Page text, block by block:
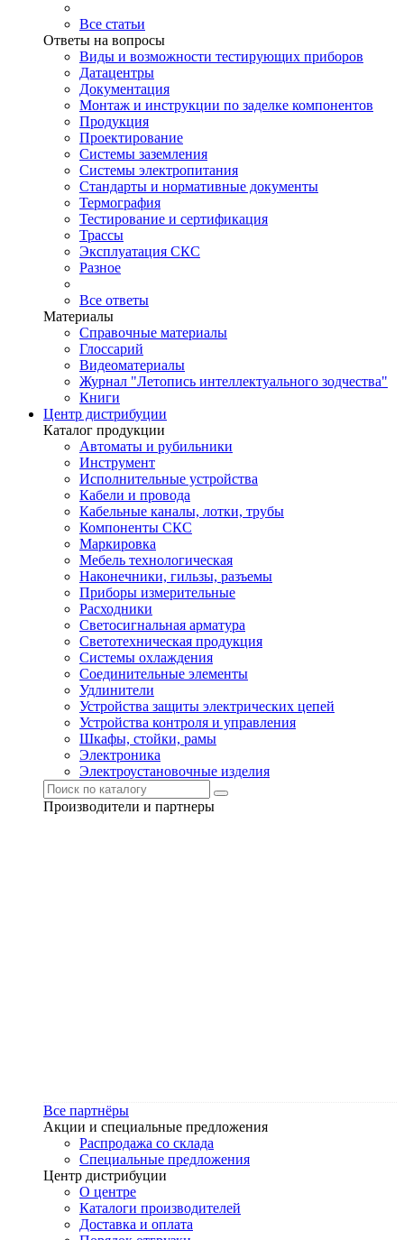
Все статьи
Ответы на вопросы
Виды и возможности тестирующих приборов
Датацентры
Документация
Монтаж и инструкции по заделке компонентов
Продукция
Проектирование
Системы заземления
Системы электропитания
Стандарты и нормативные документы
Термография
Тестирование и сертификация
Трассы
Эксплуатация СКС
Разное
Все ответы
Материалы
Справочные материалы
Глоссарий
Видеоматериалы
Журнал "Летопись интеллектуального зодчества"
Книги
Центр дистрибуции
Каталог продукции
Автоматы и рубильники
Инструмент
Исполнительные устройства
Кабели и провода
Кабельные каналы, лотки, трубы
Компоненты СКС
Маркировка
Мебель технологическая
Наконечники, гильзы, разъемы
Приборы измерительные
Расходники
Светосигнальная арматура
Светотехническая продукция
Системы охлаждения
Соединительные элементы
Удлинители
Устройства защиты электрических цепей
Устройства контроля и управления
Шкафы, стойки, рамы
Электроника
Электроустановочные изделия
Производители и партнеры
Все партнёры
Акции и специальные предложения
Распродажа со склада
Специальные предложения
Центр дистрибуции
О центре
Каталоги производителей
Доставка и оплата